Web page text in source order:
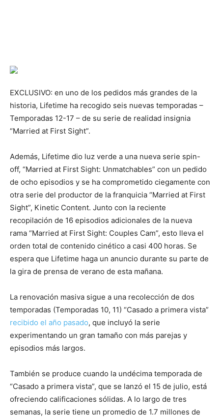
EXCLUSIVO: en uno de los pedidos más grandes de la
historia, Lifetime ha recogido seis nuevas temporadas –
Temporadas 12-17 – de su serie de realidad insignia
“Married at First Sight”.
Además, Lifetime dio luz verde a una nueva serie spin-
off, “Married at First Sight: Unmatchables” con un pedido
de ocho episodios y se ha comprometido ciegamente con
otra serie del productor de la franquicia “Married at First
Sight”, Kinetic Content. Junto con la reciente
recopilación de 16 episodios adicionales de la nueva
rama “Married at First Sight: Couples Cam”, esto lleva el
orden total de contenido cinético a casi 400 horas. Se
espera que Lifetime haga un anuncio durante su parte de
la gira de prensa de verano de esta mañana.
La renovación masiva sigue a una recolección de dos
temporadas (Temporadas 10, 11) “Casado a primera vista”
recibido el año pasado, que incluyó la serie
experimentando un gran tamaño con más parejas y
episodios más largos.
También se produce cuando la undécima temporada de
“Casado a primera vista”, que se lanzó el 15 de julio, está
ofreciendo calificaciones sólidas. A lo largo de tres
semanas, la serie tiene un promedio de 1.7 millones de